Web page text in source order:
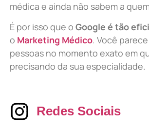
médica e ainda não sabem a
É por isso que o Google é tão
o Marketing Médico. Você
pessoas no momento exato em
precisando da sua especialidade.
Redes Sociais